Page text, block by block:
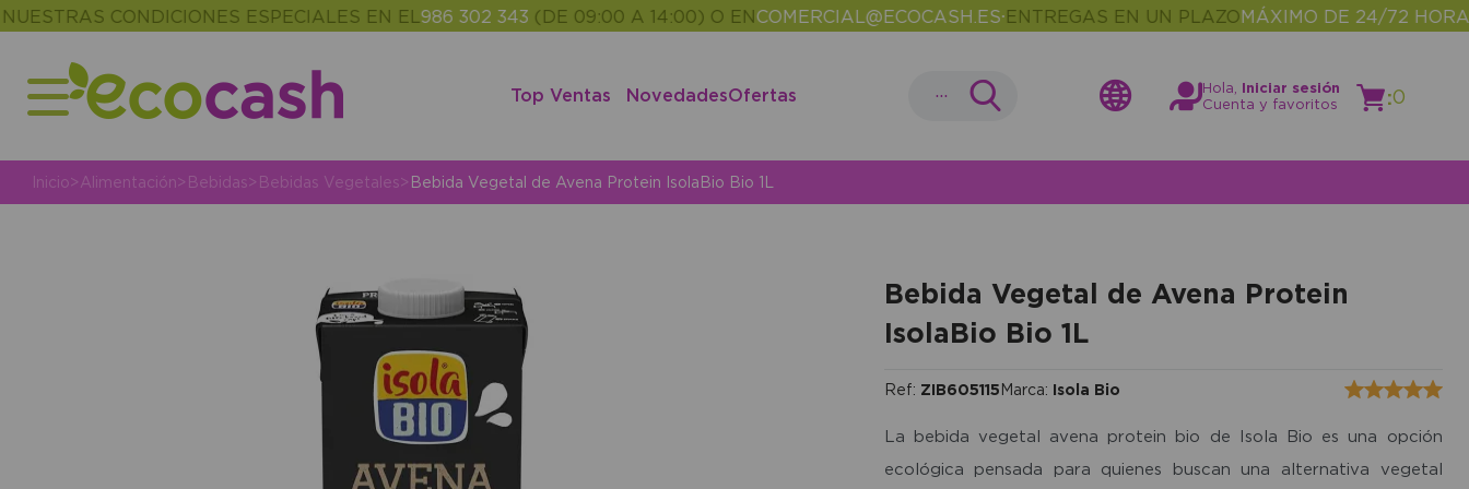
CONDICIONES ESPECIALES EN EL986 302 343 (DE 09:00 A 14:00) O EN COMERCIAL@ECOCASH.ES•ENTREGAS EN UN PLAZOMÁXIMO DE 24/72 HORAS
Top Ventas NovedadesOfertas ... Hola,
Iniciar sesión
Cuenta y favoritos
:0
Inicio> Alimentación> Bebidas> Bebidas Vegetales> Bebida Vegetal de Avena Protein IsolaBio Bio 1L
Bebida Vegetal de Avena Protein
IsolaBio Bio 1L
Ref: ZIB605115 Marca: Isola Bio
La bebida vegetal avena protein bio de Isola Bio es una opción
ecológica pensada para quienes buscan una alternativa vegetal